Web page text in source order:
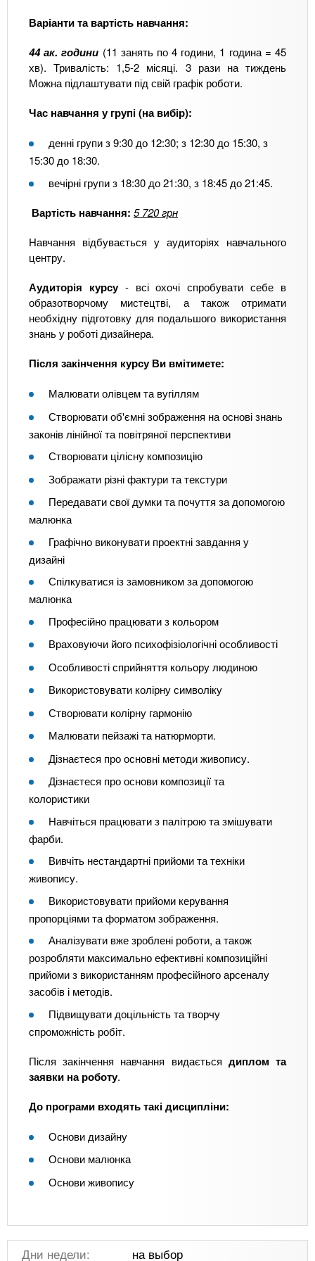
Варіанти та вартість навчання:
44 ак. години (11 занять по 4 години, 1 година = 45
хв). Тривалість: 1,5-2 місяці. 3 рази на тиждень
Можна підлаштувати під свій графік роботи.
Час навчання у групі (на вибір):
денні групи з 9:30 до 12:30; з 12:30 до 15:30, з
15:30 до 18:30.
вечірні групи з 18:30 до 21:30, з 18:45 до 21:45.
Вартість навчання: 5 720 грн
Навчання відбувається у аудиторіях навчального
центру.
Аудиторія курсу- всі охочі спробувати себе в
образотворчому мистецтві, а також отримати
необхідну підготовку для подальшого використання
знань у роботі дизайнера.
Після закінчення курсу Ви вмітимете:
Малювати олівцем та вугіллям
Створювати об'ємні зображення на основі знань
законів лінійної та повітряної перспективи
Створювати цілісну композицію
Зображати різні фактури та текстури
Передавати свої думки та почуття за допомогою
малюнка
Графічно виконувати проектні завдання у
дизайні
Спілкуватися із замовником за допомогою
малюнка
Професійно працювати з кольором
Враховуючи його психофізіологічні особливості
Особливості сприйняття кольору людиною
Використовувати колірну символіку
Створювати колірну гармонію
Малювати пейзажі та натюрморти.
Дізнаєтеся про основні методи живопису.
Дізнаєтеся про основи композиції та
колористики
Навчіться працювати з палітрою та змішувати
фарби.
Вивчіть нестандартні прийоми та техніки
живопису.
Використовувати прийоми керування
пропорціями та форматом зображення.
Аналізувати вже зроблені роботи, а також
розробляти максимально ефективні композиційні
прийоми з використанням професійного арсеналу
засобів і методів.
Підвищувати доцільність та творчу
спроможність робіт.
Після закінчення навчання видається диплом та
заявки на роботу.
До програми входять такі дисципліни:
Основи дизайну
Основи малюнка
Основи живопису
Дни недели: на выбор